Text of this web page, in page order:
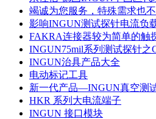
竭诚为您服务，特殊需求也
影响INGUN测试探针电流负
FAKRA连接器较为简单的触
INGUN75mil系列测试探针之
INGUN治具产品大全
电动标记工具
新一代产品—INGUN真空测
HKR 系列大电流端子
INGUN 接口模块